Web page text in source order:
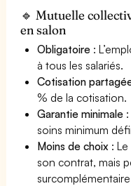
🔹 Mutuelle
en salon
Obligatoire :
à tous les salariés.
Cotisation
% de la cotisation.
Garantie minimale
soins minimum
Moins de choix :
son contrat, mais